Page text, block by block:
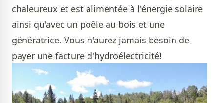
chaleureux et est alimentée à l'énergie solaire
ainsi qu'avec un poêle au bois et une
génératrice. Vous n'aurez jamais besoin de
payer une facture d'hydroélectricité!